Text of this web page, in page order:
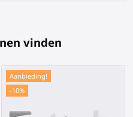
vinden
Aanbieding!
-10%